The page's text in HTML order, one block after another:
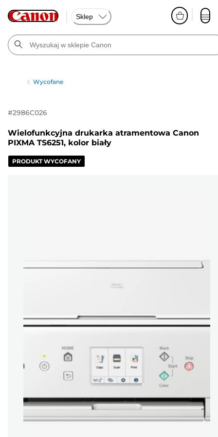
Sklep
Wycofane
#2986C026
Wielofunkcyjna drukarka atramentowa Canon
PIXMA TS6251, kolor biały
PRODUKT WYCOFANY